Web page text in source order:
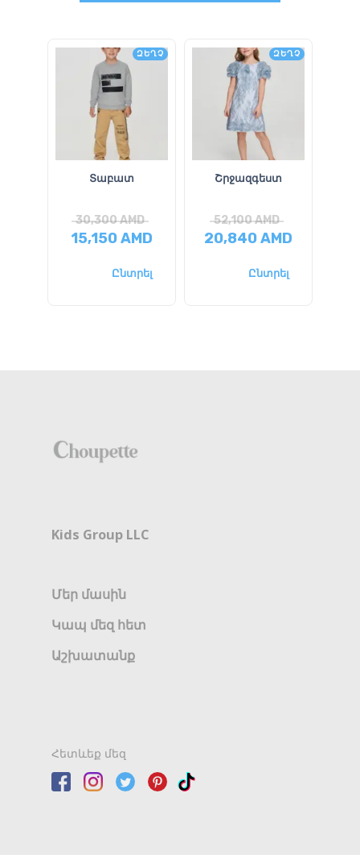
ԶԵՂՉ
Տաբատ
30,300AMD
15,150AMD
Ընտրել
ԶԵՂՉ
Շրջազգեստ
52,100AMD
20,840AMD
Ընտրել
Kids Group LLC
Մեր մասին
Կապ մեզ հետ
Աշխատանք
Հետևեք մեզ